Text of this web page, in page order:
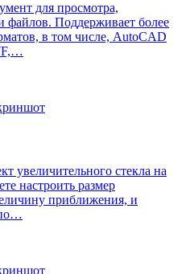
для просмотра,
файлов. Поддерживает более
в том числе, AutoCAD
увеличительного стекла на
настроить размер
приближения, и
по…